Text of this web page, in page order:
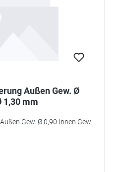
Außen Gew. Ø
1,30 mm
Gew. Ø 0,90 Innen Gew.